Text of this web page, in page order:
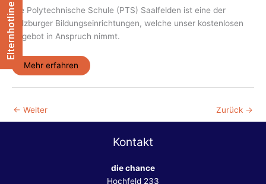
Die Polytechnische Schule (PTS) Saalfelden ist eine der
Salzburger Bildungseinrichtungen, welche unser kostenlosen
Angebot in Anspruch nimmt.
Mehr erfahren
← Weiter Zurück →
Kontakt
die chance
Hochfeld 233
Elternhotline